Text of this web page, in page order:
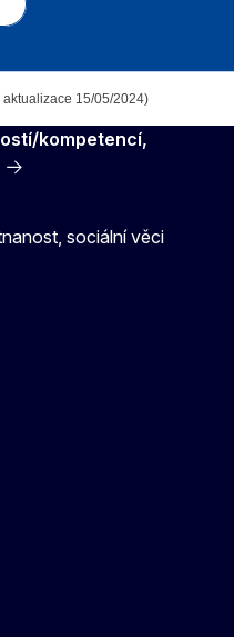
15/05/2024)
kompetencí,
sociální věci